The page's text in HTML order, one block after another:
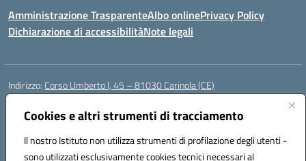
Cookies e altri strumenti di tracciamento
Il nostro Istituto non utilizza strumenti di profilazione degli utenti -
sono utilizzati esclusivamente cookies tecnici necessari al
Amministrazione TrasparenteAlbo onlinePrivacy Policy
Dichiarazione di accessibilitàNote legali
Indirizzo: Corso Umberto I, 45 – 81030 Carinola (CE)
Centralino:
Posta elettronica certificata (PEC):ceic88700p@pec.istruzione.it
Codice fiscale: 95014250617
Codice meccanografico:CEIC88700P